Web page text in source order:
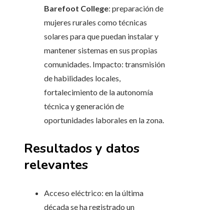
Barefoot College: preparación de
mujeres rurales como técnicas
solares para que puedan instalar y
mantener sistemas en sus propias
comunidades. Impacto: transmisión
de habilidades locales,
fortalecimiento de la autonomía
técnica y generación de
oportunidades laborales en la zona.
Resultados y datos
relevantes
Acceso eléctrico: en la última
década se ha registrado un